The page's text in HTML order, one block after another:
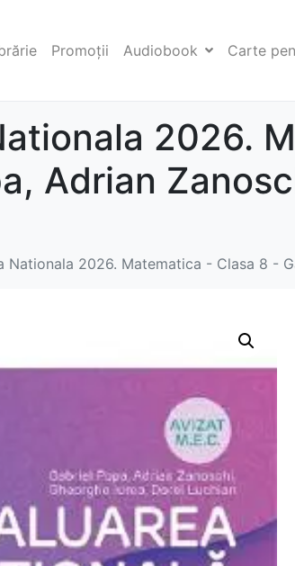
Promoții Audiobook Carte
2026.
Adrian
Nationala 2026. Matematica - Clasa 8 -